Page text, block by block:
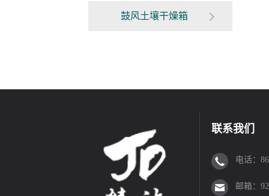
鼓风土壤干燥箱
联系我们
电话：
邮箱：